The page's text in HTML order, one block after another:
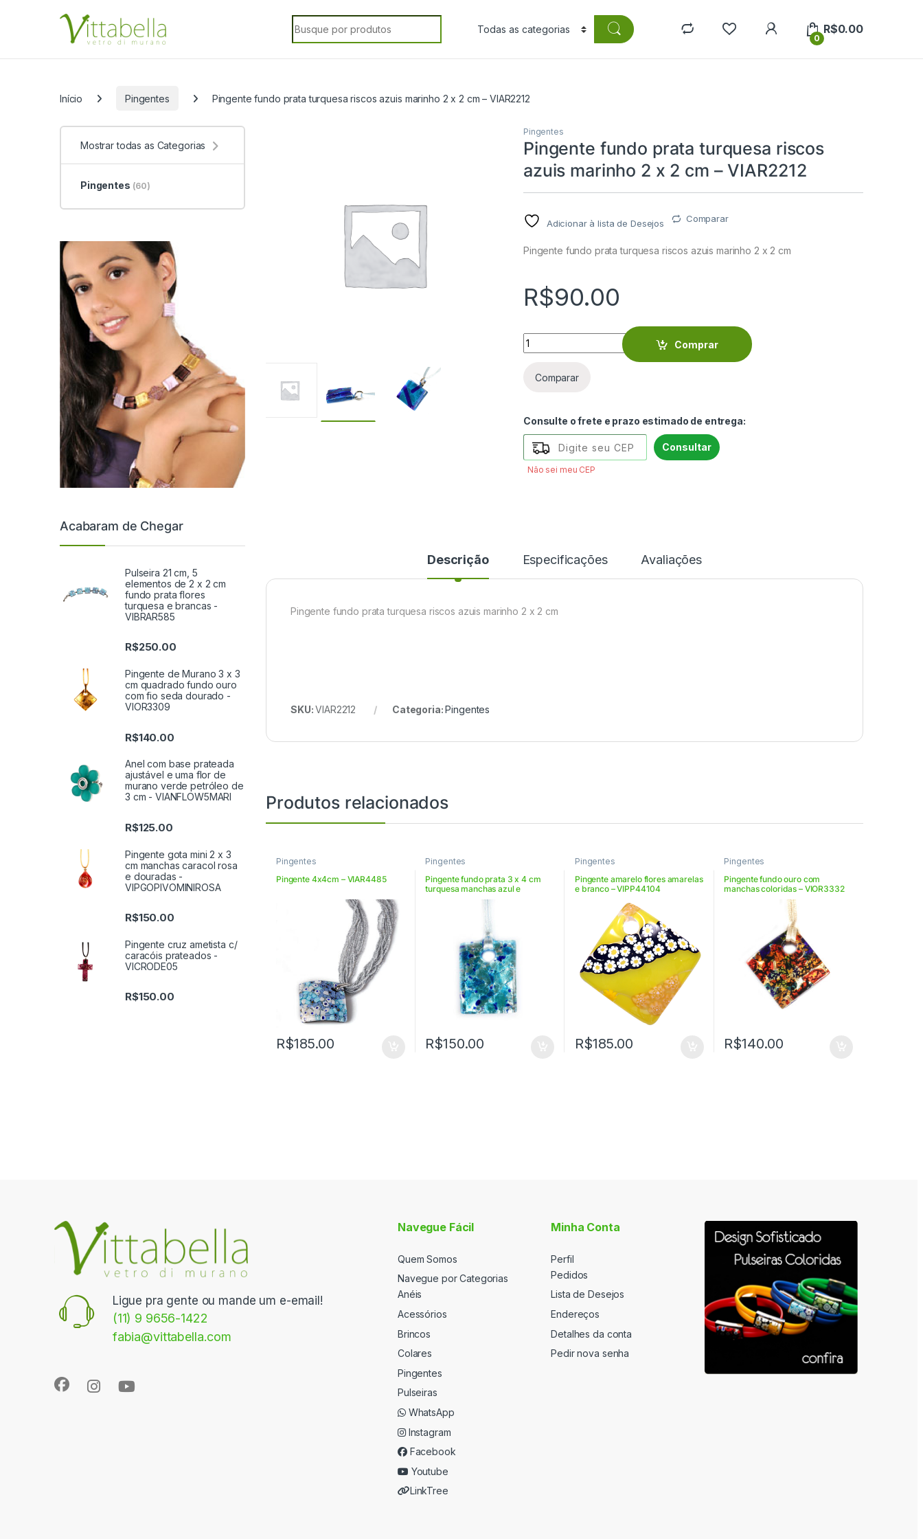
Search for:
0
R$0.00
Início Pingentes Pingente fundo prata turquesa riscos azuis marinho 2 x 2 cm – VIAR2212
Pingentes
Pingente fundo prata turquesa riscos
azuis marinho 2 x 2 cm – VIAR2212
Adicionar à lista de Desejos Comparar
Pingente fundo prata turquesa riscos azuis marinho 2 x 2 cm
R$90.00
Pingente fundo prata turquesa riscos azuis marinho 2 x 2 cm - VIAR2212 quantity
Comprar
Comparar
Consulte o frete e prazo estimado de entrega:
Consultar
Não sei meu CEP
Descrição Especificações Avaliações
Pingente fundo prata turquesa riscos azuis marinho 2 x 2 cm
SKU:VIAR2212 Categoria:Pingentes
Produtos relacionados
Pingentes
Pingente 4x4cm – VIAR4485
R$185.00
Pingentes
Pingente fundo prata 3 x 4 cm
turquesa manchas azul e
marinho – VIAR3433
R$150.00
Pingentes
Pingente amarelo flores amarelas
e branco – VIPP44104
R$185.00
Pingentes
Pingente fundo ouro com
manchas coloridas – VIOR3332
R$140.00
Mostrar todas as Categorias
Pingentes (60)
Acabaram de Chegar
Pulseira 21 cm, 5
elementos de 2 x 2 cm
fundo prata flores
turquesa e brancas -
VIBRAR585
R$250.00
Pingente de Murano 3 x 3
cm quadrado fundo ouro
com fio seda dourado -
VIOR3309
R$140.00
Anel com base prateada
ajustável e uma flor de
murano verde petróleo de
3 cm - VIANFLOW5MARI
R$125.00
Pingente gota mini 2 x 3
cm manchas caracol rosa
e douradas -
VIPGOPIVOMINIROSA
R$150.00
Pingente cruz ametista c/
caracóis prateados -
VICRODE05
R$150.00
Ligue pra gente ou mande um e-email!
(11) 9 9656-1422
fabia@vittabella.com
Navegue Fácil
Quem Somos
Navegue por Categorias
Anéis
Acessórios
Brincos
Colares
Pingentes
Pulseiras
WhatsApp
Instagram
Facebook
Youtube
LinkTree
Minha Conta
Perfil
Pedidos
Lista de Desejos
Endereços
Detalhes da conta
Pedir nova senha